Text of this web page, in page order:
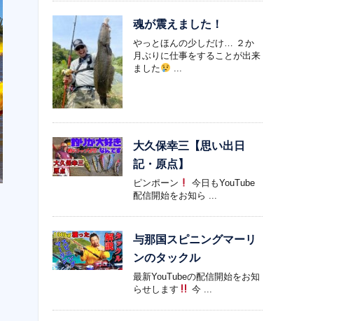
魂が震えました！
やっとほんの少しだけ… ２か
月ぶりに仕事をすることが出来
ました
...
大久保幸三【思い出日
記・原点】
ピンポーン
今日もYouTube
配信開始をお知ら ...
与那国スピニングマーリ
ンのタックル
最新YouTubeの配信開始をお知
らせします
今 ...